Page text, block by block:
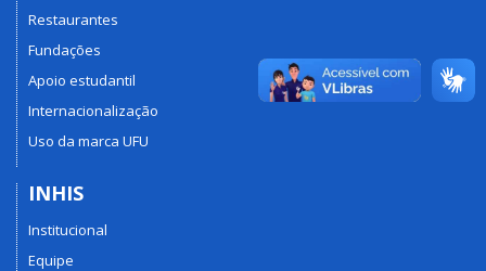
Restaurantes
Fundações
Apoio estudantil
Internacionalização
Uso da marca UFU
INHIS
Institucional
Equipe